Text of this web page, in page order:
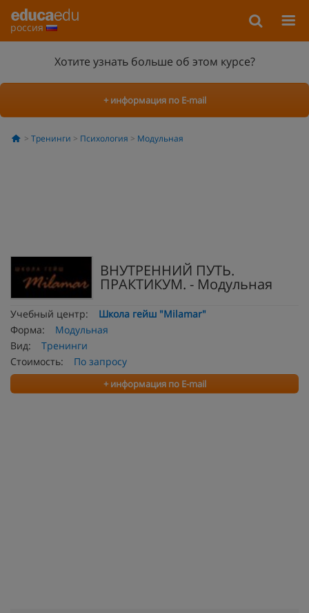
россия
Хотите узнать больше об этом курсе?
+ информация по E-mail
Тренинги Психология Модульная
ВНУТРЕННИЙ ПУТЬ.
ПРАКТИКУМ. - Модульная
Учебный центр:
Школа гейш "Milamar"
Форма:
Модульная
Вид:
Тренинги
Стоимость:
По запросу
+ информация по E-mail